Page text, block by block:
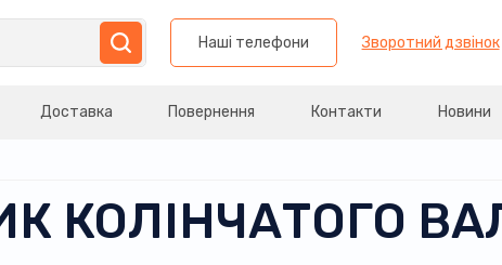
Наші телефони Зворотний дзвінок
Доставка Повернення Контакти Новини
КОЛІНЧАТОГО